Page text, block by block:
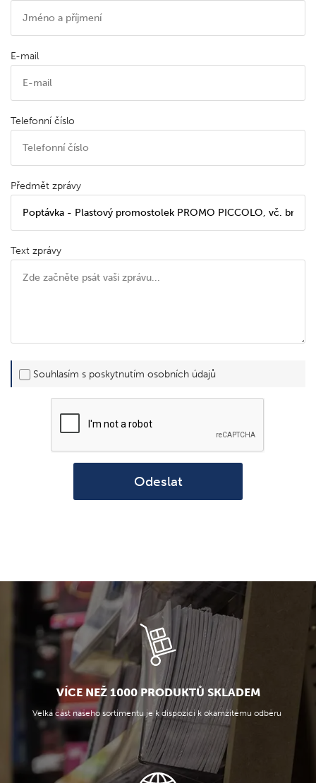
E-mail
Telefonní číslo
Předmět zprávy
Text zprávy
Souhlasím s poskytnutím osobních údajů
Odeslat
VÍCE NEŽ 1000 PRODUKTŮ SKLADEM
Velká část našeho sortimentu je k dispozici k okamžitému odběru